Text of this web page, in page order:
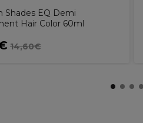
Shades EQ Demi
Hair Color 60ml
14,60€